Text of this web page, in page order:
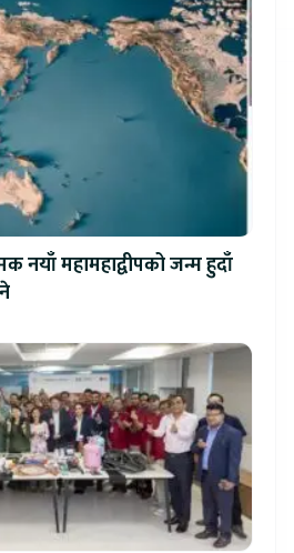
नयाँ महामहाद्वीपको जन्म हुदाँ